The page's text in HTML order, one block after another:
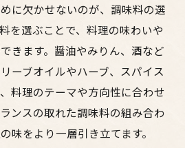
に欠かせないのが、調味料の選
を選ぶことで、料理の味わいや
きます。醤油やみりん、酒など
ーブオイルやハーブ、スパイス
料理のテーマや方向性に合わせ
ンスの取れた調味料の組み合わ
味をより一層引き立てます。